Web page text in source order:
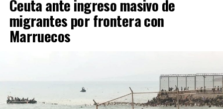
La medida fue anunciada después de que el presidente
Javier Milei denunciara la existencia de una supuesta
“campaña antiargentina”, señalamiento para el cual no
como al Partido Demócrata de Estados Unidos.
Ceuta ante ingreso masivo de
migrantes por frontera con
Marruecos